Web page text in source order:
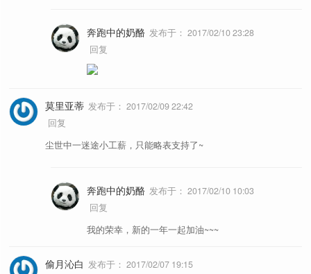
奔跑中的奶酪 发布于： 2017/02/10 23:28
回复
莫里亚蒂 发布于： 2017/02/09 22:42
回复
尘世中一迷途小工薪，只能略表支持了~
奔跑中的奶酪 发布于： 2017/02/10 10:03
回复
我的荣幸，新的一年一起加油~~~
偷月沁白 发布于： 2017/02/07 19:15